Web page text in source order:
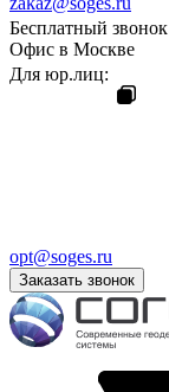
Бесплатный звонок
Офис в Москве
Для юр.лиц:
opt@soges.ru
Заказать звонок